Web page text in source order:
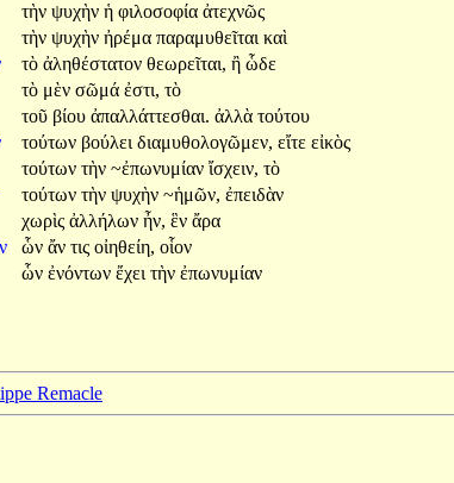
τὴν ψυχὴν ἡ φιλοσοφία ἀτεχνῶς
τὴν ψυχὴν ἠρέμα παραμυθεῖται καὶ
τὸ ἀληθέστατον θεωρεῖται, ἢ ὧδε
τὸ μὲν σῶμά ἐστι, τὸ
τοῦ βίου ἀπαλλάττεσθαι. ἀλλὰ τούτου
τούτων βούλει διαμυθολογῶμεν, εἴτε εἰκὸς
τούτων τὴν ~ἐπωνυμίαν ἴσχειν, τὸ
τούτων τὴν ψυχὴν ~ἡμῶν, ἐπειδὰν
χωρὶς ἀλλήλων ἦν, ἓν ἄρα
ὧν ἄν τις οἰηθείη, οἷον
ὧν ἐνόντων ἔχει τὴν ἐπωνυμίαν
Remacle